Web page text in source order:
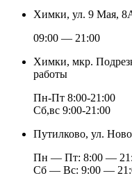
Химки, ул. 9 Мая,
09:00 — 21:00
Химки, мкр.
работы
Пн-Пт 8:00-21:00
Сб,вс 9:00-21:00
Путилково, ул.
Пн — Пт: 8:00 —
Сб — Вс: 9:00 —